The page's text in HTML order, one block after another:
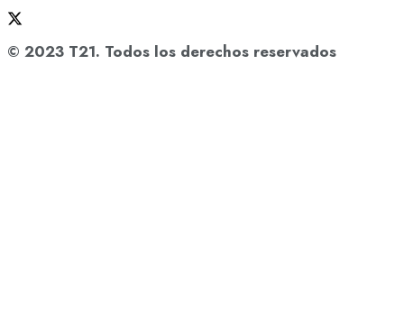
© 2023 T21. Todos los derechos reservados